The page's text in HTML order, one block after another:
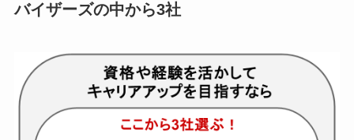
バイザーズの中から3社